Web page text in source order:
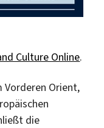
Culture Online.
Vorderen Orient,
die